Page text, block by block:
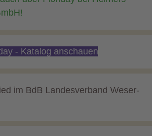
- Katalog anschauen